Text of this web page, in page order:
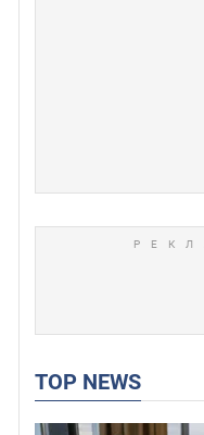
TOP NEWS